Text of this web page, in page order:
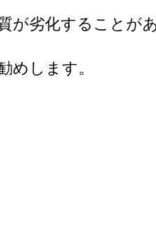
が劣化することが
めします。